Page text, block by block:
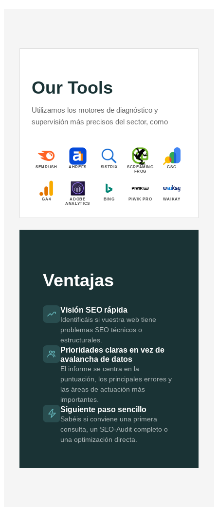
Our Tools
Utilizamos los motores de diagnóstico y
supervisión más precisos del sector, como
SEMRUSH AHREFS SISTRIX
SCREAMING
FROG
GSC
GA4
ADOBE
ANALYTICS
BING PIWIK PRO WAIKAY
Ventajas
Visión SEO rápida
Identificáis si vuestra web tiene
problemas SEO técnicos o
estructurales.
Prioridades claras en vez de
avalancha de datos
El informe se centra en la
puntuación, los principales errores y
las áreas de actuación más
importantes.
Siguiente paso sencillo
Sabéis si conviene una primera
consulta, un SEO-Audit completo o
una optimización directa.